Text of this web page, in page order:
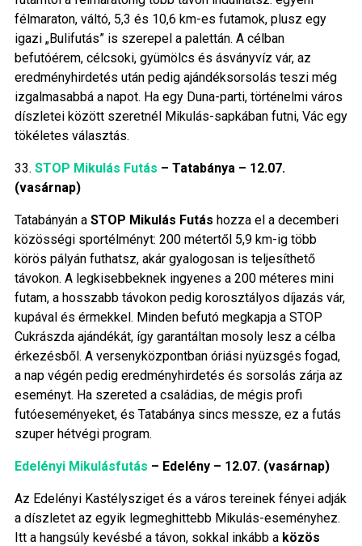
félmaraton, váltó, 5,3 és 10,6 km-es futamok, plusz egy
igazi „Bulifutás” is szerepel a palettán. A célban
befutóérem, célcsoki, gyümölcs és ásványvíz vár, az
eredményhirdetés után pedig ajándéksorsolás teszi még
izgalmasabbá a napot. Ha egy Duna-parti, történelmi város
díszletei között szeretnél Mikulás-sapkában futni, Vác egy
tökéletes választás.
33. STOP Mikulás Futás – Tatabánya – 12.07.
(vasárnap)
Tatabányán a STOP Mikulás Futás hozza el a decemberi
közösségi sportélményt: 200 métertől 5,9 km-ig több
körös pályán futhatsz, akár gyalogosan is teljesíthető
távokon. A legkisebbeknek ingyenes a 200 méteres mini
futam, a hosszabb távokon pedig korosztályos díjazás vár,
kupával és érmekkel. Minden befutó megkapja a STOP
Cukrászda ajándékát, így garantáltan mosoly lesz a célba
érkezésből. A versenyközpontban óriási nyüzsgés fogad,
a nap végén pedig eredményhirdetés és sorsolás zárja az
eseményt. Ha szereted a családias, de mégis profi
futóeseményeket, és Tatabánya sincs messze, ez a futás
szuper hétvégi program.
Edelényi Mikulásfutás – Edelény – 12.07. (vasárnap)
Az Edelényi Kastélysziget és a város tereinek fényei adják
a díszletet az egyik legmeghittebb Mikulás-eseményhez.
Itt a hangsúly kevésbé a távon, sokkal inkább a közös